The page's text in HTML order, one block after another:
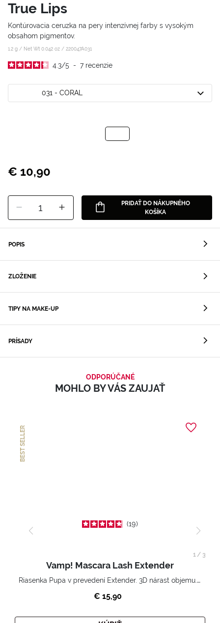
True Lips
Kontúrovacia ceruzka na pery intenzívnej farby s vysokým
obsahom pigmentov.
1.2 g / Net Wt 0.042 oz / 220047A031
4.3/5 - 7 recenzie
031 - CORAL
€ 10,90
1
PRIDAŤ DO NÁKUPNÉHO
KOŠÍKA
POPIS
ZLOŽENIE
TIPY NA MAKE-UP
PRÍSADY
ODPORÚČANÉ
MOHLO BY VÁS ZAUJAŤ
BEST SELLER
19
Vamp! Mascara Lash Extender
Riasenka Pupa v prevedení Extender. 3D nárast objemu. Nekonečne zhutnené a nadvihnuté riasy.
€ 15,90
1/ 3